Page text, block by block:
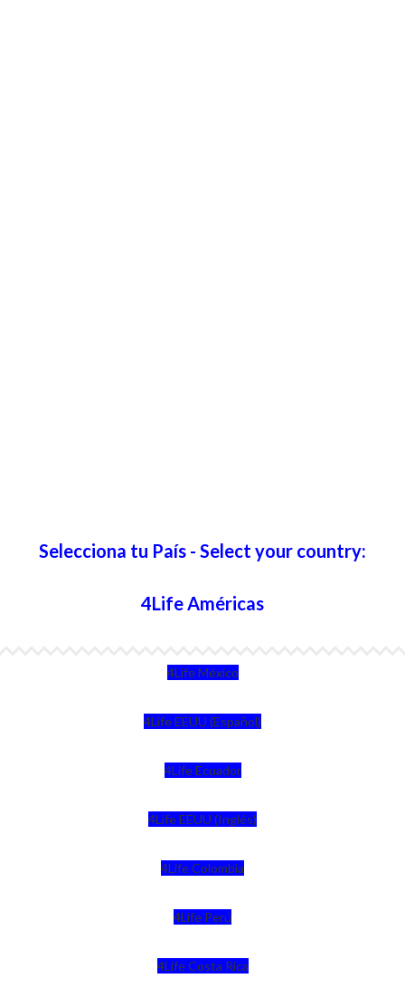
Selecciona tu País - Select your country:
4Life Américas
4Life México
4Life EEUU (Español)
4Life Ecuador
4Life EEUU (Inglés)
4Life Colombia
4Life Perú
4Life Costa Rica